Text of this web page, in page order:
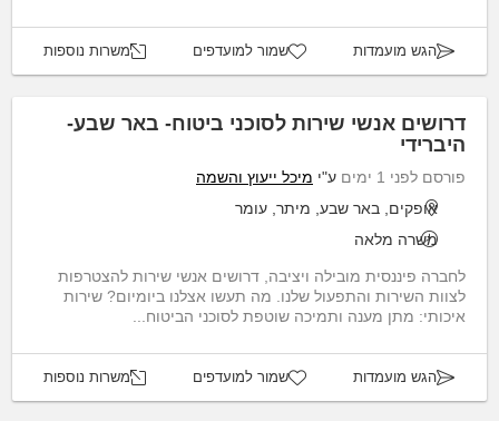
הגש מועמדות שמור למועדפים משרות נוספות
דרושים אנשי שירות לסוכני ביטוח- באר שבע-
היברידי
פורסם לפני 1 ימים ע"י מיכל ייעוץ והשמה
אופקים, באר שבע, מיתר, עומר
משרה מלאה
לחברה פיננסית מובילה ויציבה, דרושים אנשי שירות להצטרפות
לצוות השירות והתפעול שלנו. מה תעשו אצלנו ביומיום? שירות
איכותי: מתן מענה ותמיכה שוטפת לסוכני הביטוח...
הגש מועמדות שמור למועדפים משרות נוספות